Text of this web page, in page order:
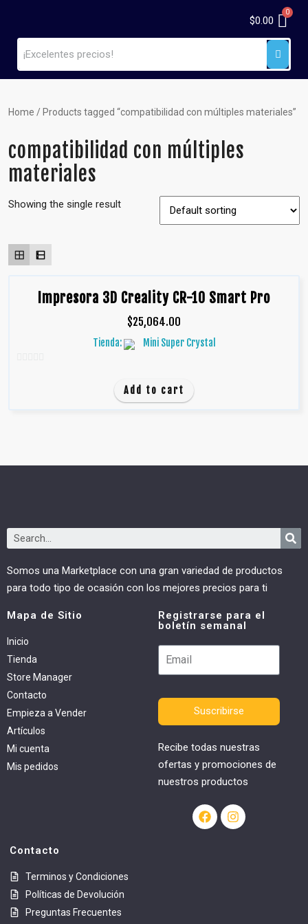
$0.00
Home / Products tagged “compatibilidad con múltiples materiales”
compatibilidad con múltiples
materiales
Showing the single result
Impresora 3D Creality CR-10 Smart Pro
$25,064.00
Tienda: Mini Super Crystal
Add to cart
Somos una Marketplace con una gran variedad de productos
para todo tipo de ocasión con los mejores precios para ti
Mapa de Sitio
Inicio
Tienda
Store Manager
Contacto
Empieza a Vender
Artículos
Mi cuenta
Mis pedidos
Registrarse para el
boletín semanal
Suscribirse
Recibe todas nuestras
ofertas y promociones de
nuestros productos
Contacto
Terminos y Condiciones
Políticas de Devolución
Preguntas Frecuentes